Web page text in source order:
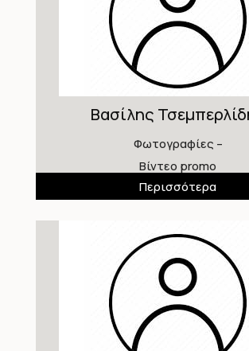
Βασίλης
Φωτογραφίες –
Βίντεο promo
Περισσότερα